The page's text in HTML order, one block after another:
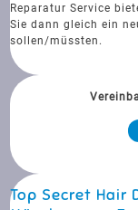
Reparatur Service
Sie dann gleich ein
sollen/müssten.
Top Secret Hair